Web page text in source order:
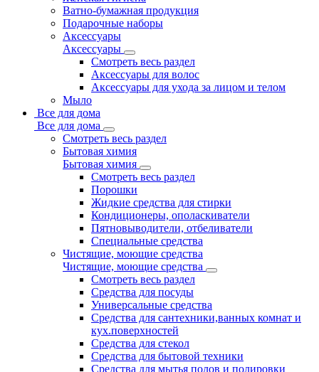
Ватно-бумажная продукция
Подарочные наборы
Аксессуары
Аксессуары
Смотреть весь раздел
Аксессуары для волос
Аксессуары для ухода за лицом и телом
Мыло
Все для дома
Все для дома
Смотреть весь раздел
Бытовая химия
Бытовая химия
Смотреть весь раздел
Порошки
Жидкие средства для стирки
Кондиционеры, ополаскиватели
Пятновыводители, отбеливатели
Специальные средства
Чистящие, моющие средства
Чистящие, моющие средства
Смотреть весь раздел
Средства для посуды
Универсальные средства
Средства для сантехники,ванных комнат и
кух.поверхностей
Средства для стекол
Средства для бытовой техники
Средства для мытья полов и полировки